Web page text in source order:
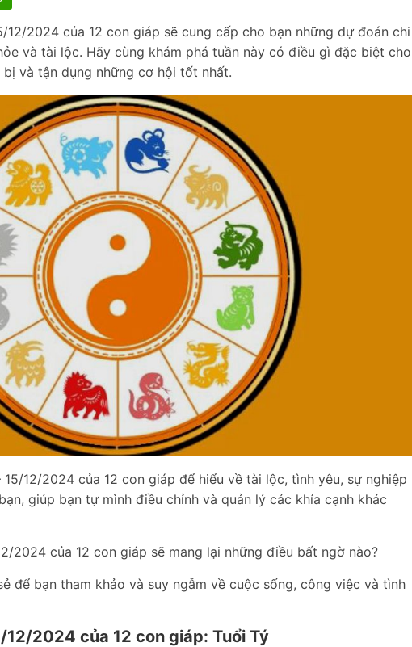
2024 của 12 con giáp sẽ cung cấp cho bạn những dự đoán chi
và tài lộc. Hãy cùng khám phá tuần này có điều gì đặc biệt cho
và tận dụng những cơ hội tốt nhất.
12/2024 của 12 con giáp để hiểu về tài lộc, tình yêu, sự nghiệp
giúp bạn tự mình điều chỉnh và quản lý các khía cạnh khác
2024 của 12 con giáp sẽ mang lại những điều bất ngờ nào?
để bạn tham khảo và suy ngẫm về cuộc sống, công việc và tình
2024 của 12 con giáp: Tuổi Tý